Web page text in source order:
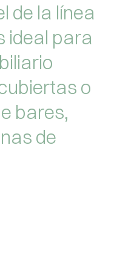
de la línea
ideal para
o
bares,
de